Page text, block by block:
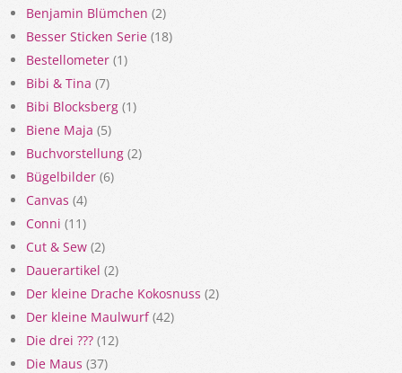
Benjamin Blümchen (2)
Besser Sticken Serie (18)
Bestellometer (1)
Bibi & Tina (7)
Bibi Blocksberg (1)
Biene Maja (5)
Buchvorstellung (2)
Bügelbilder (6)
Canvas (4)
Conni (11)
Cut & Sew (2)
Dauerartikel (2)
Der kleine Drache Kokosnuss (2)
Der kleine Maulwurf(42)
Die drei ??? (12)
Die Maus (37)